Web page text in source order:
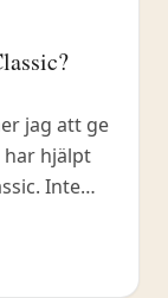
jag att ge
har hjälpt
Inte
konkret
din